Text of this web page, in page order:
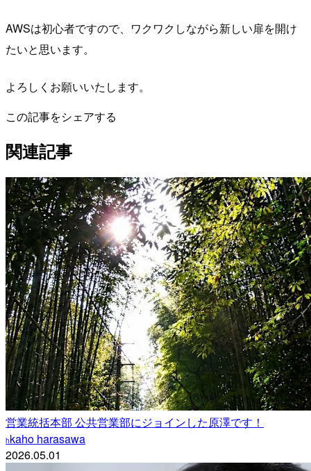
AWSは初心者ですので、ワクワクしながら新しい扉を開け
たいと思います。
よろしくお願いいたします。
この記事をシェアする
関連記事
営業統括本部 公共営業部にジョインした原澤です！
hkaho harasawa
2026.05.01